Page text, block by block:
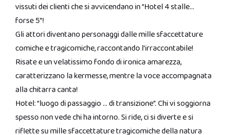
vissuti dei clienti che si avvicendano in “Hotel 4 stalle…
forse 5”!
Gli attori diventano personaggi dalle mille sfaccettature
comiche e tragicomiche, raccontando l’irraccontabile!
Risate e un velatissimo fondo di ironica amarezza,
caratterizzano la kermesse, mentre la voce accompagnata
alla chitarra canta!
Hotel: “luogo di passaggio … di transizione”. Chi vi soggiorna
spesso non vede chi ha intorno. Si ride, ci si diverte e si
riflette su mille sfaccettature tragicomiche della natura